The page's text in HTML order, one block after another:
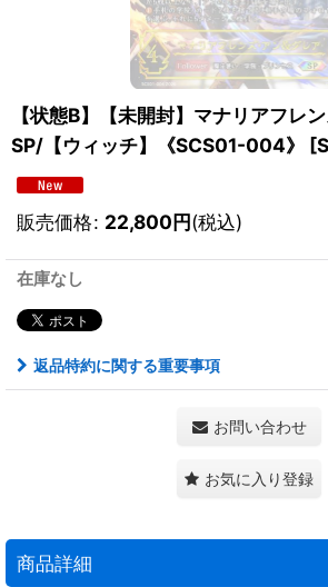
【状態B】【未開封】マナリアフレ
SP/【ウィッチ】《SCS01-004》
[
販売価格: 22,800円(税込)
在庫なし
返品特約に関する重要事項
お問い合わせ
お気に入り登録
商品詳細